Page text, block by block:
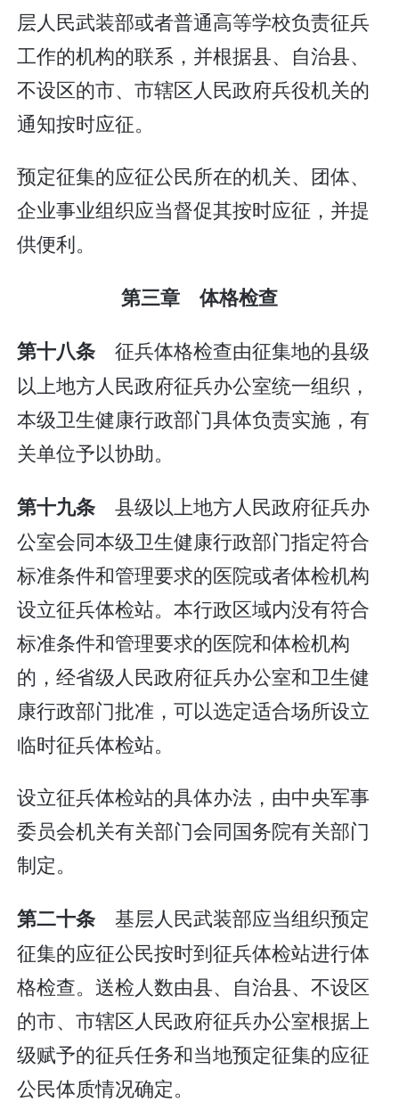
层人民武装部或者普通高等学校负责征兵
工作的机构的联系，并根据县、自治县、
不设区的市、市辖区人民政府兵役机关的
通知按时应征。
预定征集的应征公民所在的机关、团体、
企业事业组织应当督促其按时应征，并提
供便利。
第三章 体格检查
第十八条 征兵体格检查由征集地的县级
以上地方人民政府征兵办公室统一组织，
本级卫生健康行政部门具体负责实施，有
关单位予以协助。
第十九条 县级以上地方人民政府征兵办
公室会同本级卫生健康行政部门指定符合
标准条件和管理要求的医院或者体检机构
设立征兵体检站。本行政区域内没有符合
标准条件和管理要求的医院和体检机构
的，经省级人民政府征兵办公室和卫生健
康行政部门批准，可以选定适合场所设立
临时征兵体检站。
设立征兵体检站的具体办法，由中央军事
委员会机关有关部门会同国务院有关部门
制定。
第二十条 基层人民武装部应当组织预定
征集的应征公民按时到征兵体检站进行体
格检查。送检人数由县、自治县、不设区
的市、市辖区人民政府征兵办公室根据上
级赋予的征兵任务和当地预定征集的应征
公民体质情况确定。